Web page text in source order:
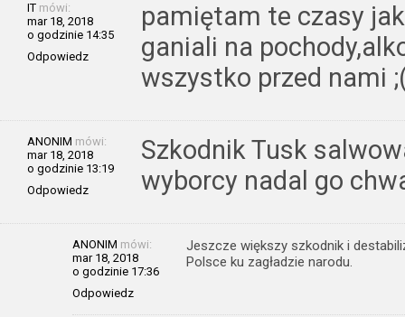
IT mówi:
mar 18, 2018
o godzinie 14:35
Odpowiedz
pamiętam te czasy
ganiali na
wszystko przed nami
ANONIM mówi:
mar 18, 2018
o godzinie 13:19
Odpowiedz
Szkodnik Tusk
wyborcy nadal go
ANONIM mówi:
mar 18, 2018
o godzinie 17:36
Odpowiedz
Jeszcze większy szkodnik i
Polsce ku zagładzie narodu.